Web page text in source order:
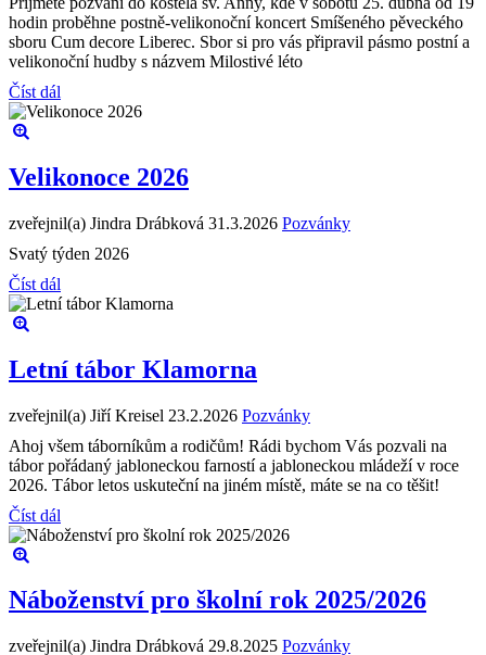
hodin proběhne postně-velikonoční koncert Smíšeného pěveckého
sboru Cum decore Liberec. Sbor si pro vás připravil pásmo postní a
velikonoční hudby s názvem Milostivé léto
Číst dál
Velikonoce 2026
zveřejnil(a) Jindra Drábková 31.3.2026 Pozvánky
Svatý týden 2026
Číst dál
Letní tábor Klamorna
zveřejnil(a) Jiří Kreisel 23.2.2026 Pozvánky
Ahoj všem táborníkům a rodičům! Rádi bychom Vás pozvali na
tábor pořádaný jabloneckou farností a jabloneckou mládeží v roce
2026. Tábor letos uskuteční na jiném místě, máte se na co těšit!
Číst dál
Náboženství pro školní rok 2025/2026
zveřejnil(a) Jindra Drábková 29.8.2025 Pozvánky